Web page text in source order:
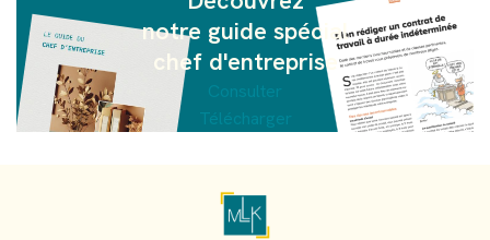
notre guide spécial
créateur d’entreprise
Consulter
Télécharger
notre guide spécial
chef d'entreprise
Consulter
Télécharger
Présentation Guide n° 1
Présentation Guide n° 2